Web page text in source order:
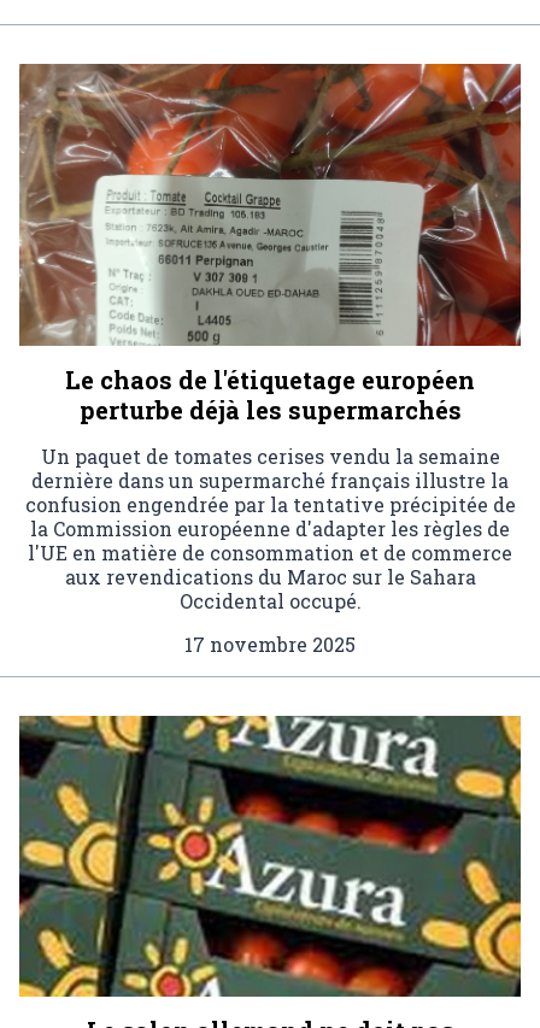
Le chaos de l'étiquetage européen
perturbe déjà les supermarchés
Un paquet de tomates cerises vendu la semaine
dernière dans un supermarché français illustre la
confusion engendrée par la tentative précipitée de
la Commission européenne d'adapter les règles de
l'UE en matière de consommation et de commerce
aux revendications du Maroc sur le Sahara
Occidental occupé.
17 novembre 2025